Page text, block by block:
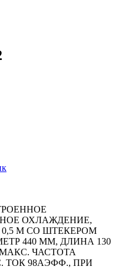
ОХЛАЖДЕНИЕ,
М СО ШТЕКЕРОМ
440 ММ, ДЛИНА 130
ЧАСТОТА
ТОК 98АЭФФ., ПРИ